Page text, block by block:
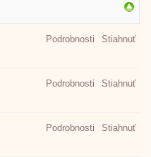
Stiahnuť
Podrobnosti
Stiahnuť
Podrobnosti
Stiahnuť
Podrobnosti